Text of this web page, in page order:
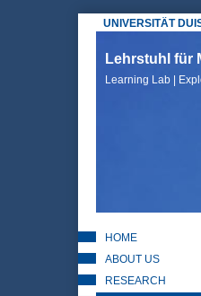
UNIVERSITÄT
Hauptmenü
Lehrstuhl für
Learning Lab |
HOME
ABOUT US
RESEARCH